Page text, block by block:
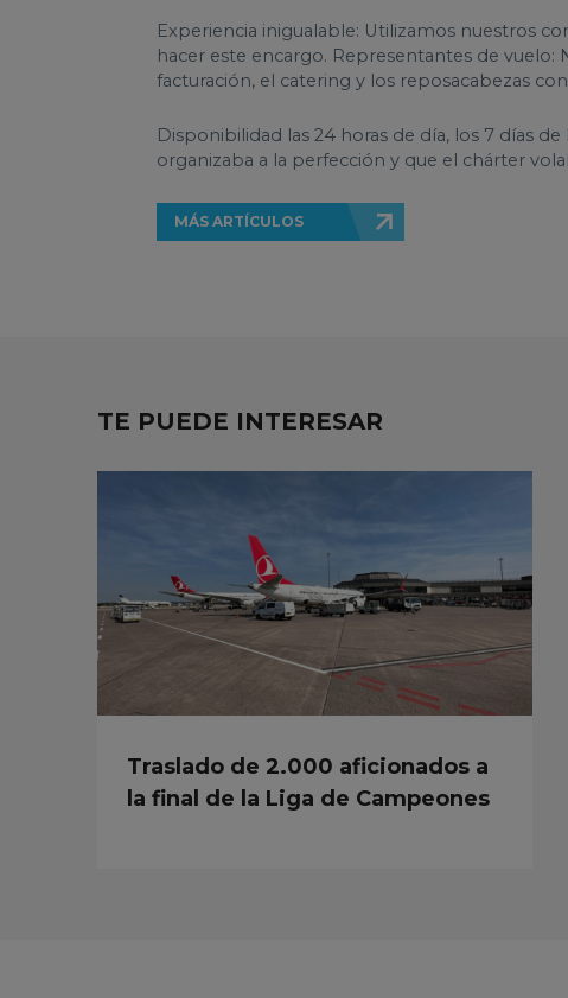
Experiencia inigualable: Utilizamos nuestros
hacer este encargo. Representantes de
facturación, el catering y los reposacabezas
Disponibilidad las 24 horas de día, los 7 días
organizaba a la perfección y que el chárter
MÁS ARTÍCULOS
TE PUEDE INTERESAR
Traslado de 2.000 aficionados a
la final de la Liga de Campeones